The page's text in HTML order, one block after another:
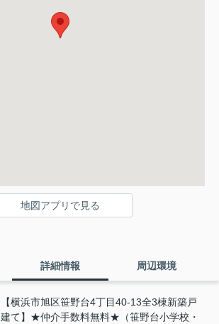
地図アプリで見る
詳細情報 周辺環境
【横浜市旭区笹野台4丁目40-13全3棟新築戸
建て】★仲介手数料無料★（笹野台小学校・